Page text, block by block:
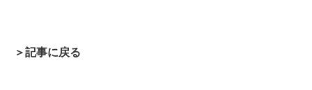
＞記事に戻る